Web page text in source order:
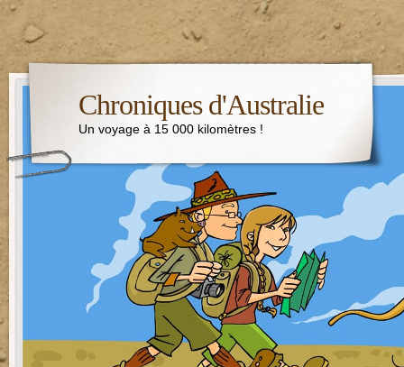
Chroniques d'Australie
Un voyage à 15 000 kilomètres !